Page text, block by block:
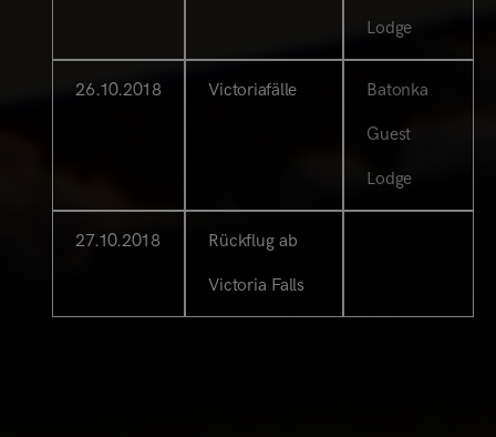
Lodge
26.10.2018 Victoriafälle Batonka
Guest
Lodge
27.10.2018 Rückflug ab
Victoria Falls